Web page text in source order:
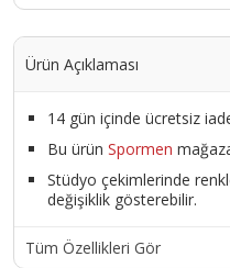
Ürün Açıklaması
14 gün içinde ücretsiz
Bu ürün Spormen
Stüdyo çekimlerinde
değişiklik gösterebilir.
Tüm Özellikleri Gör